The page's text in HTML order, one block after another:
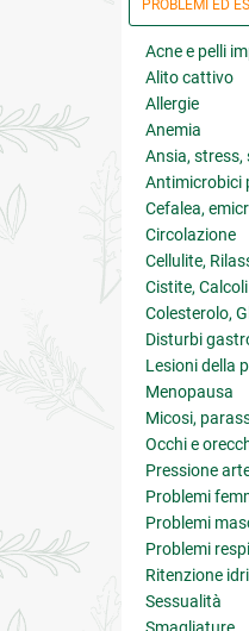
PROBLEMI ED
Acne e pelli
Alito cattivo
Allergie
Anemia
Ansia, stress,
Antimicrobici
Cefalea,
Circolazione
Cellulite,
Cistite, Calcoli
Colesterolo,
Disturbi
Lesioni della
Menopausa
Micosi,
Occhi e
Pressione
Problemi
Problemi
Problemi
Ritenzione
Sessualità